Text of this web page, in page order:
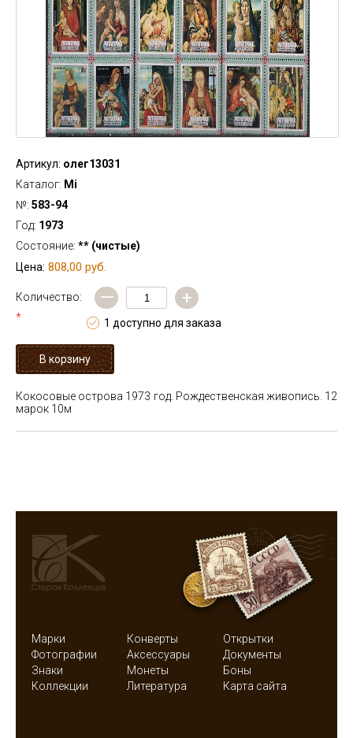
Артикул: олег13031
Каталог: Mi
№: 583-94
Год: 1973
Состояние: ** (чистые)
Цена: 808,00 руб.
Количество:
*
— +
1 доступно для заказа
Кокосовые острова 1973 год. Рождественская живопись. 12
марок 10м
Марки Конверты
Открытки
Фотографии
Аксессуары
Документы
Знаки
Монеты
Боны
Коллекции
Литература Карта сайта